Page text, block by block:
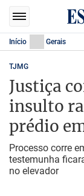
Início Gerais
TJMG
Justiça
insulto
prédio
Processo corre
testemunha
no elevador